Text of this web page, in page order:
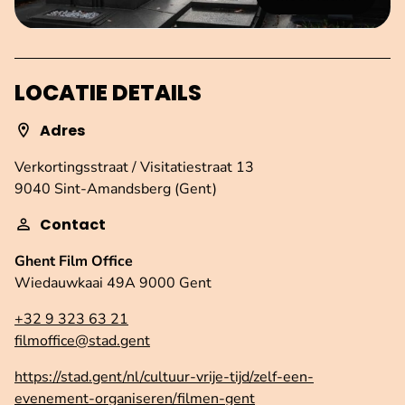
LOCATIE DETAILS
Adres
Verkortingsstraat / Visitatiestraat 13
9040 Sint-Amandsberg (Gent)
Contact
Ghent Film Office
Wiedauwkaai 49A 9000 Gent
+32 9 323 63 21
filmoffice@stad.gent
https://stad.gent/nl/cultuur-vrije-tijd/zelf-een-
evenement-organiseren/filmen-gent